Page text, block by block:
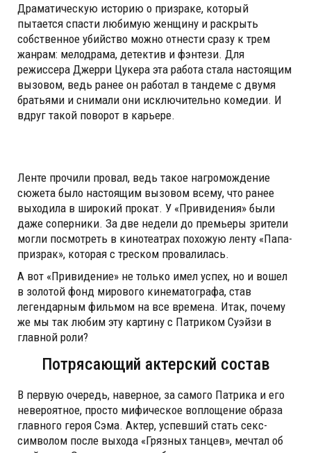
Драматическую историю о призраке, который
пытается спасти любимую женщину и раскрыть
собственное убийство можно отнести сразу к трем
жанрам: мелодрама, детектив и фэнтези. Для
режиссера Джерри Цукера эта работа стала настоящим
вызовом, ведь ранее он работал в тандеме с двумя
братьями и снимали они исключительно комедии. И
вдруг такой поворот в карьере.
Ленте прочили провал, ведь такое нагромождение
сюжета было настоящим вызовом всему, что ранее
выходила в широкий прокат. У «Привидения» были
даже соперники. За две недели до премьеры зрители
могли посмотреть в кинотеатрах похожую ленту «Папа-
призрак», которая с треском провалилась.
А вот «Привидение» не только имел успех, но и вошел
в золотой фонд мирового кинематографа, став
легендарным фильмом на все времена. Итак, почему
же мы так любим эту картину с Патриком Суэйзи в
главной роли?
Потрясающий актерский состав
В первую очередь, наверное, за самого Патрика и его
невероятное, просто мифическое воплощение образа
главного героя Сэма. Актер, успевший стать секс-
символом после выхода «Грязных танцев», мечтал об